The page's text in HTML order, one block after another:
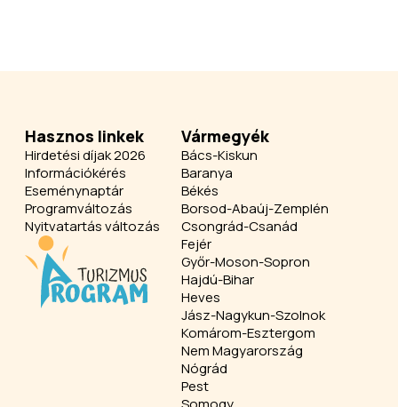
Hasznos linkek
Hirdetési díjak 2026
Információkérés
Eseménynaptár
Programváltozás
Nyitvatartás változás
Vármegyék
Bács-Kiskun
Baranya
Békés
Borsod-Abaúj-Zemplén
Csongrád-Csanád
Fejér
Győr-Moson-Sopron
Hajdú-Bihar
Heves
Jász-Nagykun-Szolnok
Komárom-Esztergom
Nem Magyarország
Nógrád
Pest